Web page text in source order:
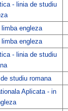
- linia de studiu
engleza
engleza
- linia de studiu
studiu romana
Aplicata - in